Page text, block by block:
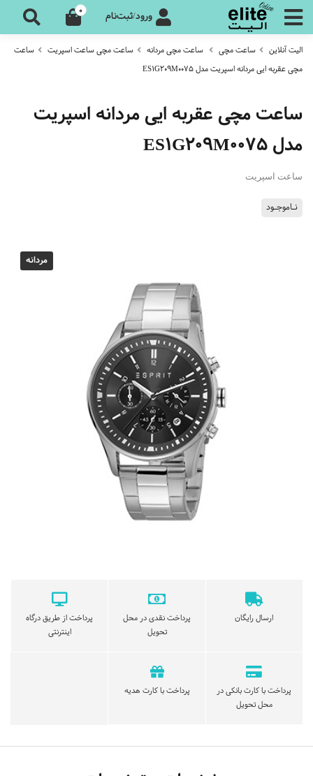
ورود/ثبت‌نام 0
الیت آنلاین ساعت مچی ساعت مچی مردانه ساعت مچی ساعت اسپریت
ساعت
مچی عقربه ایی مردانه اسپریت مدل ES1G209M0075
ساعت مچی عقربه ایی مردانه اسپریت
مدل ES1G209M0075
ساعت اسپریت
نـاموجـود
مردانه
ارسال رایگان
پرداخت نقدی در محل
تحویل
پرداخت از طریق درگاه
اینترنتی
پرداخت با کارت بانکی در
محل تحویل
پرداخت با کارت هدیه